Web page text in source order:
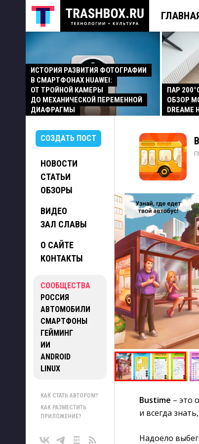
ИСТОРИЯ РАЗВИТИЯ ФОТОГРАФИИ
В СМАРТФОНАХ HUAWEI:
ОТ ТРОЙНОЙ КАМЕРЫ
ДО МЕХАНИЧЕСКОЙ ПЕРЕМЕННОЙ
ДИАФРАГМЫ
ПАР
ОБЗОР
DREAME
СОЗДАТЬ ПОСТ
НОВОСТИ
СТАТЬИ
ОБЗОРЫ
ВИДЕО
ЗАЛ СЛАВЫ
О САЙТЕ
КОНТАКТЫ
СООБЩЕСТВА
РОССИЯ
АВТОМОБИЛИ
СМАРТФОНЫ
ГЕЙМИНГ
ИИ
ANDROID
LINUX
КАК СТАТЬ АВТОРОМ?
КАК РАЗМЕСТИТЬ
ПРИЛОЖЕНИЕ?
Bustime – это
и всегда
Надоело